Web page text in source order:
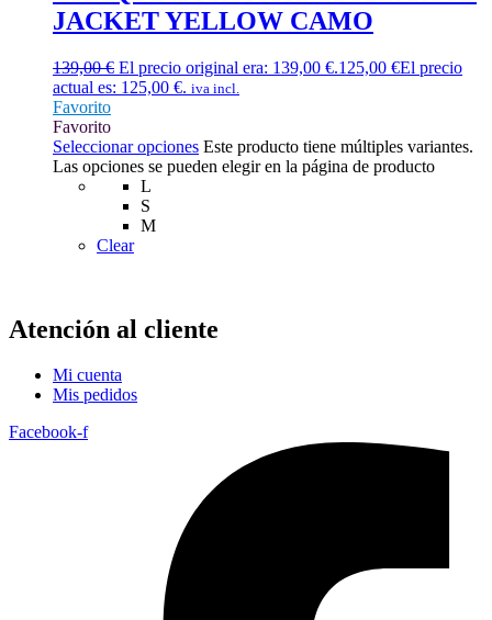
JACKET YELLOW CAMO
139,00€ El precio original era: 139,00 €.125,00 €El precio
actual es: 125,00 €. iva incl.
Favorito
Favorito
Seleccionar opciones Este producto tiene múltiples variantes.
Las opciones se pueden elegir en la página de producto
L
S
M
Clear
Atención al cliente
Mi cuenta
Mis pedidos
Facebook-f